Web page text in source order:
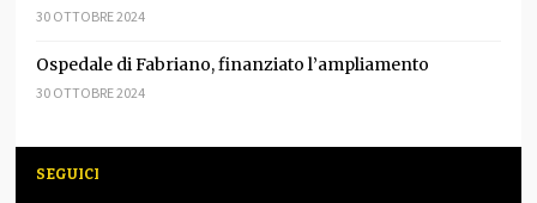
30 OTTOBRE 2024
Ospedale di Fabriano, finanziato l’ampliamento
30 OTTOBRE 2024
SEGUICI